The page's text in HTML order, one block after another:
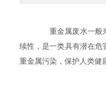
重金属废水一般来
续性，是一类具有潜在危
重金属污染，保护人类健